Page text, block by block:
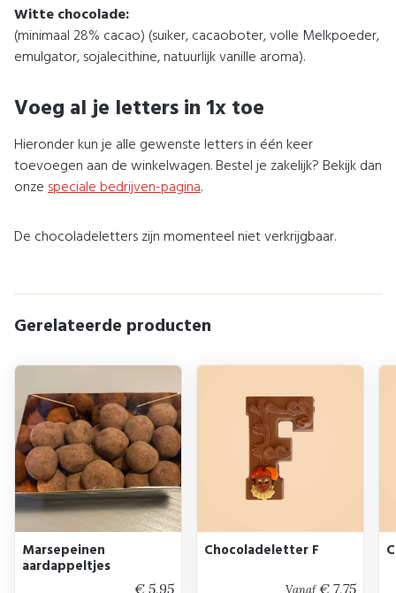
Witte chocolade:
(minimaal 28% cacao) (suiker, cacaoboter, volle Melkpoeder,
emulgator, sojalecithine, natuurlijk vanille aroma).
Voeg al je letters in 1x toe
Hieronder kun je alle gewenste letters in één keer
toevoegen aan de winkelwagen. Bestel je zakelijk? Bekijk dan
onzespeciale bedrijven-pagina.
De chocoladeletters zijn momenteel niet verkrijgbaar.
Gerelateerde producten
Marsepeinen
aardappeltjes
€ 5,95
Chocoladeletter F
€ 7,75